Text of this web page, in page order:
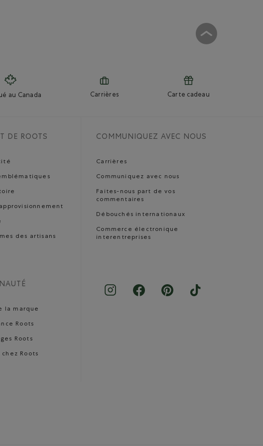
au Canada Carrières Carte cadeau
DE ROOTS
des artisans
la marque
Roots
Roots
chez Roots
COMMUNIQUEZ AVEC NOUS
Carrières
Communiquez avec nous
Faites-nous part de vos
commentaires
Débouchés internationaux
Commerce électronique
interentreprises